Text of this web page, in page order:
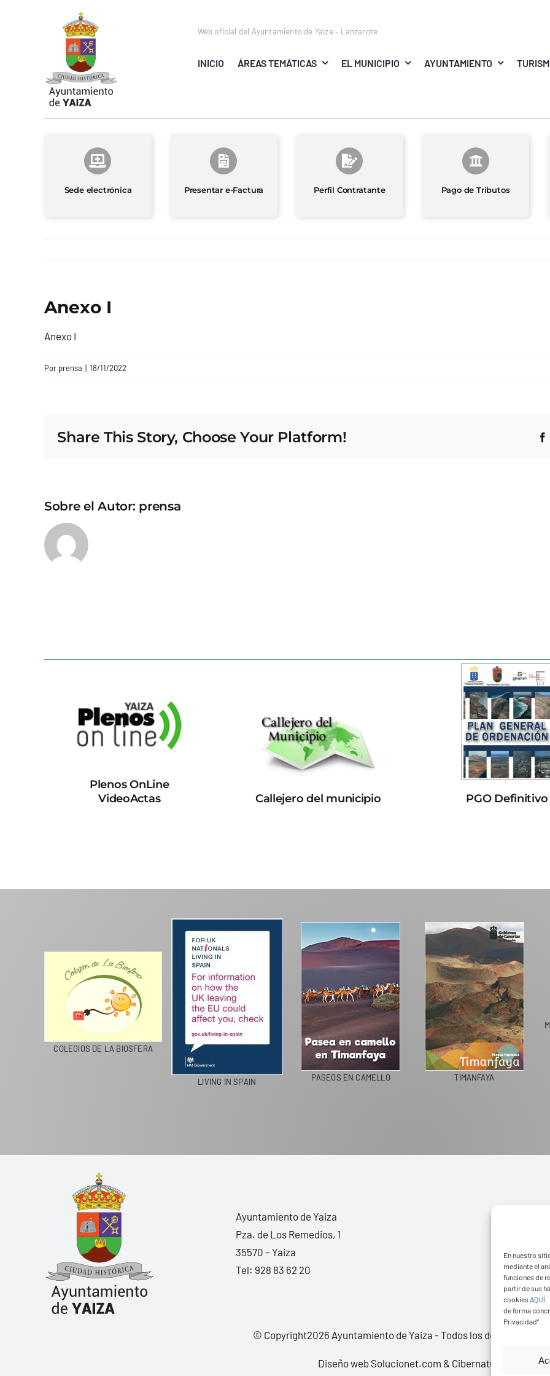
En nuestro
mediante el
funciones de
partir de sus
cookies AQUÍ
de forma
Privacidad”.
Web oficial del Ayuntamiento de Yaiza – Lanzarote
INICIO ÁREAS TEMÁTICAS EL MUNICIPIO AYUNTAMIENTO
Sede electrónica Presentar e-Factura Perfil Contratante Pago de Tributos
Anexo I
Anexo I
Por prensa | 18/11/2022
Share This Story, Choose Your Platform!
Sobre el Autor: prensa
Plenos OnLine
VideoActas
Callejero del municipio PGO Definitivo
TIMANFAYA
MERCADO MUNICIPAL DE UGA
LANZAROTE RECICLA
Ayuntamiento de Yaiza
Pza. de Los Remedios, 1
35570 – Yaiza
Tel: 928 83 62 20
© Copyright2026 Ayuntamiento de Yaiza - Todos los derechos
Diseño web Solucionet.com & Cibernatural